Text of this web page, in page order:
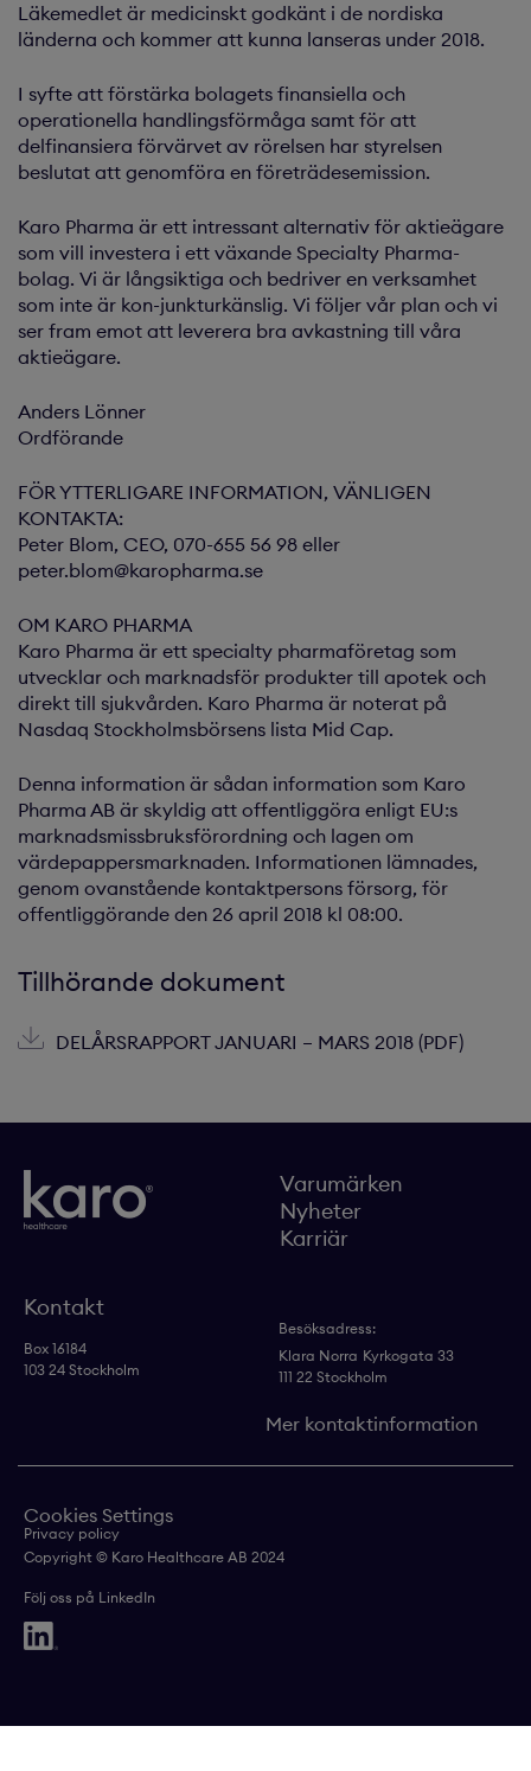
Läkemedlet är medicinskt godkänt i de nordiska
länderna och kommer att kunna lanseras under 2018.
I syfte att förstärka bolagets finansiella och
operationella handlingsförmåga samt för att
delfinansiera förvärvet av rörelsen har styrelsen
beslutat att genomföra en företrädesemission.
Karo Pharma är ett intressant alternativ för aktieägare
som vill investera i ett växande Specialty Pharma-
bolag. Vi är långsiktiga och bedriver en verksamhet
som inte är kon-junkturkänslig. Vi följer vår plan och vi
ser fram emot att leverera bra avkastning till våra
aktieägare.
Anders Lönner
Ordförande
FÖR YTTERLIGARE INFORMATION, VÄNLIGEN
KONTAKTA:
Peter Blom, CEO, 070-655 56 98 eller
peter.blom@karopharma.se
OM KARO PHARMA
Karo Pharma är ett specialty pharmaföretag som
utvecklar och marknadsför produkter till apotek och
direkt till sjukvården. Karo Pharma är noterat på
Nasdaq Stockholmsbörsens lista Mid Cap.
Denna information är sådan information som Karo
Pharma AB är skyldig att offentliggöra enligt EU:s
marknadsmissbruksförordning och lagen om
värdepappersmarknaden. Informationen lämnades,
genom ovanstående kontaktpersons försorg, för
offentliggörande den 26 april 2018 kl 08:00.
Tillhörande dokument
DELÅRSRAPPORT JANUARI – MARS 2018 (PDF)
Varumärken
Nyheter
Karriär
Kontakt
Box 16184
103 24 Stockholm
Besöksadress:
Klara Norra Kyrkogata 33
111 22 Stockholm
Mer kontaktinformation
Cookies Settings
Privacy policy
Copyright © Karo Healthcare AB 2024
Följ oss på LinkedIn